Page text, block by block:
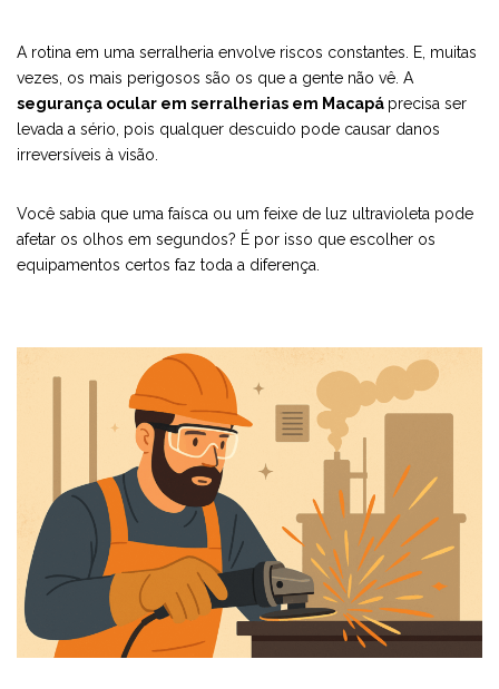
A rotina em uma serralheria envolve riscos constantes. E, muitas
vezes, os mais perigosos são os que a gente não vê. A
segurança ocular em serralherias em Macapá precisa ser
levada a sério, pois qualquer descuido pode causar danos
irreversíveis à visão.
Você sabia que uma faísca ou um feixe de luz ultravioleta pode
afetar os olhos em segundos? É por isso que escolher os
equipamentos certos faz toda a diferença.